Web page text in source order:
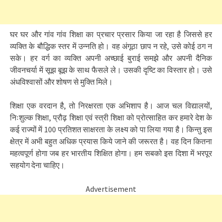
घर घर और गांव गांव शिक्षा का प्रचार प्रसार किया जा रहा है जिससे हर
व्यक्ति के बौद्धिक स्तर में उन्नति हो। वह अंगूठा छाप न रहे, उसे कोई ठग न
सके। हर वर्ग का व्यक्ति अपनी अच्छाई बुराई समझे और अपनी दैनिक
जीवनचर्या में सूझ बूझ के साथ फैसले ले। उसकी दृष्टि का विस्तार हो। उसे
अंधविश्वासों और शोषण से मुक्ति मिले।
शिक्षा एक वरदान है, तो निरक्षरता एक अ​भिशाप है। आज चल विद्यालयों,
निःशुल्क शिक्षा, प्रौढ़ शिक्षा एवं स्त्री शिक्षा को प्रोत्साहित कर हमारे देश के
कई राज्यों में 100 प्रतिशत साक्षरता के लक्ष्य को पा लिया गया है। किन्तु इस
क्षेत्र में अभी बहुत अधिक प्रयास किये जाने की जरूरत है। वह दिन कितना
महत्वपूर्ण होगा जब हर भारतीय शिक्षित होगा। हम सबको इस दिशा में भरपूर
सहयोग देना चाहिए।
Advertisement